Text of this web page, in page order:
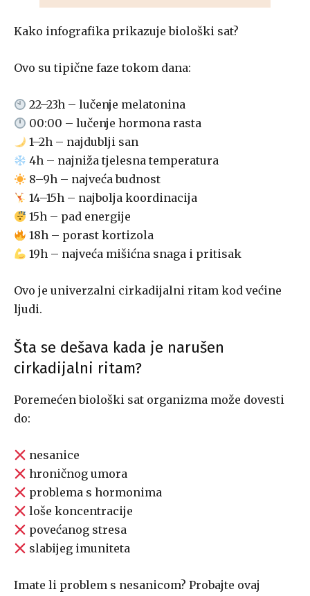
Kako infografika prikazuje biološki sat?
Ovo su tipične faze tokom dana:
22–23h – lučenje melatonina
00:00 – lučenje hormona rasta
1–2h – najdublji san
4h – najniža tjelesna temperatura
8–9h – najveća budnost
14–15h – najbolja koordinacija
15h – pad energije
18h – porast kortizola
19h – najveća mišićna snaga i pritisak
Ovo je univerzalni cirkadijalni ritam kod većine
ljudi.
Šta se dešava kada je narušen
cirkadijalni ritam?
Poremećen biološki sat organizma može dovesti
do:
nesanice
hroničnog umora
problema s hormonima
loše koncentracije
povećanog stresa
slabijeg imuniteta
Imate li problem s nesanicom? Probajte ovaj